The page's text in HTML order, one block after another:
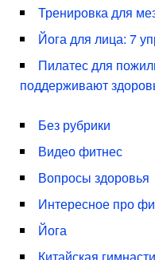
Тренировка для
Йога для лица: 7
Пилатес для
поддерживают
Без рубрики
Видео фитнес
Вопросы здоровья
Интересное про
Йога